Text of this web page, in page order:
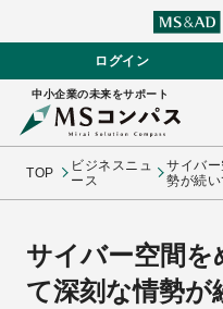
ログイン
中小企業の未来をサポート
TOP
ビジネスニュ
ース
サイバ
勢が続い
サイバー空間を
て深刻な情勢が